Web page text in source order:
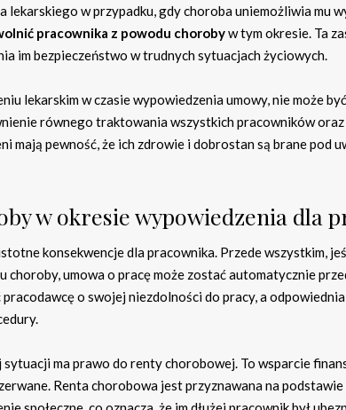
w przypadku, gdy choroba uniemożliwia mu
pracownika z powodu chorobyw tym okresie. Ta
im bezpieczeństwo w trudnych sytuacjach życiowych.
lekarskim w czasie wypowiedzenia umowy, nie może
równego traktowania wszystkich pracowników
mają pewność, że ich zdrowie i dobrostan są brane pod
w okresie wypowiedzenia dla
konsekwencje dla pracownika. Przede wszystkim,
choroby, umowa o pracę może zostać automatycznie
o swojej niezdolności do pracy, a
ma prawo do renty chorobowej. To wsparcie
Renta chorobowa jest przyznawana na